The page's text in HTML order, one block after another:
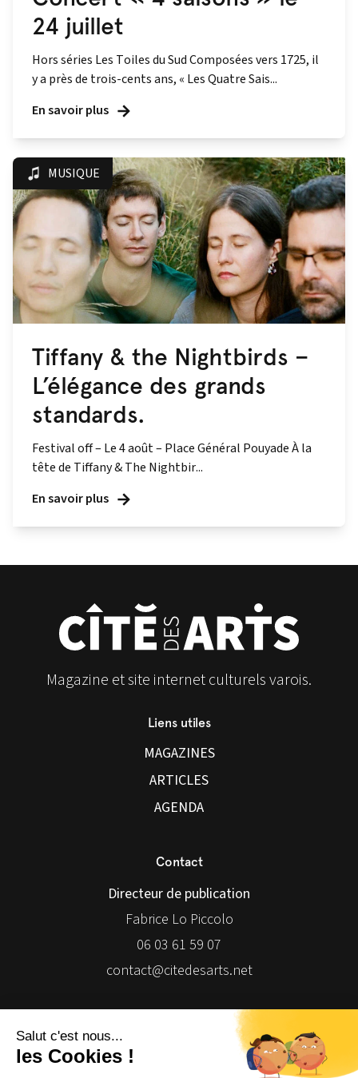
24 juillet
Hors séries Les Toiles du Sud Composées vers 1725, il
y a près de trois-cents ans, « Les Quatre Sais...
En savoir plus
MUSIQUE
Tiffany & the Nightbirds –
L’élégance des grands
standards.
Festival off – Le 4 août – Place Général Pouyade À la
tête de Tiffany & The Nightbir...
En savoir plus
Magazine et site internet culturels varois.
Liens utiles
MAGAZINES
ARTICLES
AGENDA
Contact
Directeur de publication
Fabrice Lo Piccolo
06 03 61 59 07
contact@citedesarts.net